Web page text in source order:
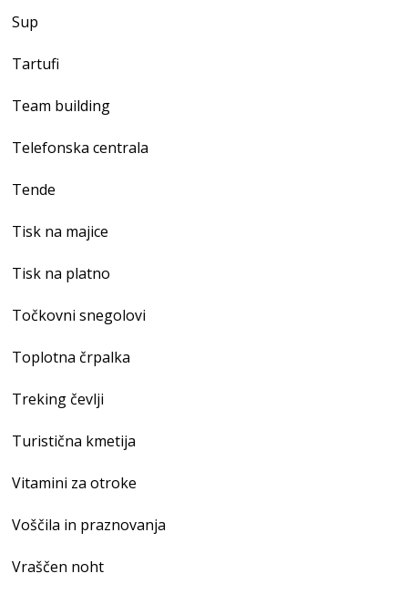
Sup
Tartufi
Team building
Telefonska centrala
Tende
Tisk na majice
Tisk na platno
Točkovni snegolovi
Toplotna črpalka
Treking čevlji
Turistična kmetija
Vitamini za otroke
Voščila in praznovanja
Vraščen noht